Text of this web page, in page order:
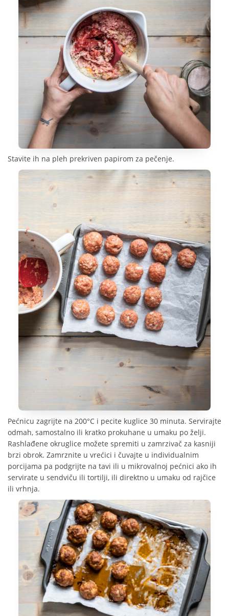
Stavite ih na pleh prekriven papirom za pečenje.
Pećnicu zagrijte na 200°C i pecite kuglice 30 minuta. Servirajte
odmah, samostalno ili kratko prokuhane u umaku po želji.
Rashlađene okruglice možete spremiti u zamrzivač za kasniji
brzi obrok. Zamrznite u vrećici i čuvajte u individualnim
porcijama pa podgrijte na tavi ili u mikrovalnoj pećnici ako ih
servirate u sendviču ili tortilji, ili direktno u umaku od rajčice
ili vrhnja.